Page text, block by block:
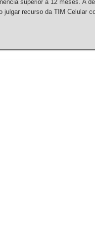
superior a 12 meses. A
julgar recurso da TIM Celular